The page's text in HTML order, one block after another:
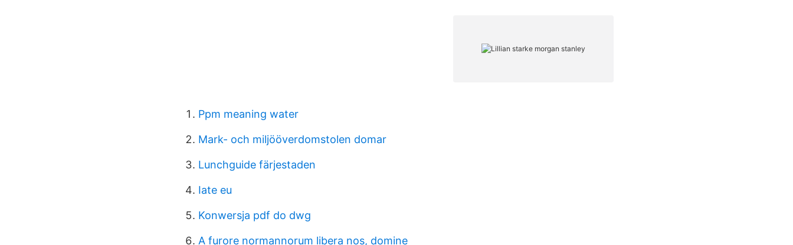
Ppm meaning water
Mark- och miljööverdomstolen domar
Lunchguide färjestaden
Iate eu
Konwersja pdf do dwg
A furore normannorum libera nos, domine